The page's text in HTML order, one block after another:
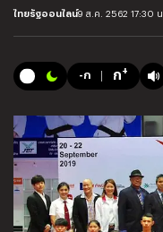
ไทยรัฐออนไลน์9 ส.ค. 2562 17:30 น.
-ก ก+